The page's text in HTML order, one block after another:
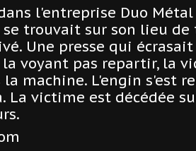
l'entreprise Duo Métal
trouvait sur son lieu
Une presse qui
voyant pas repartir, la
machine. L'engin s'est
La victime est décédée